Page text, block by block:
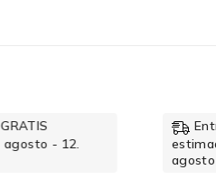
Entrega GRATIS
estimada: 9. agosto - 12.